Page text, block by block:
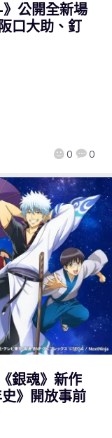
》公開全新場
口大助、釘
0 0
銀魂》新作
》開放事前